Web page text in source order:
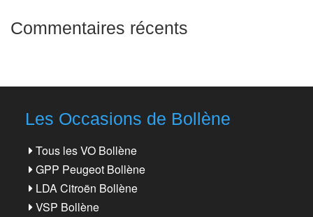
Commentaires récents
Les Occasions de Bollène
Tous les VO Bollène
GPP Peugeot Bollène
LDA Citroën Bollène
VSP Bollène